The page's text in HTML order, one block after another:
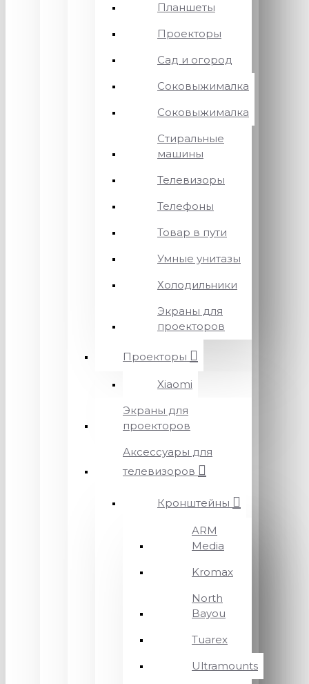
Планшеты
Проекторы
Сад и огород
Соковыжималка
Соковыжималка
Стиральные
машины
Телевизоры
Телефоны
Товар в пути
Умные унитазы
Холодильники
Экраны для
проекторов
Проекторы
Xiaomi
Экраны для
проекторов
Аксессуары для
телевизоров
Кронштейны
ARM
Media
Kromax
North
Bayou
Tuarex
Ultramounts